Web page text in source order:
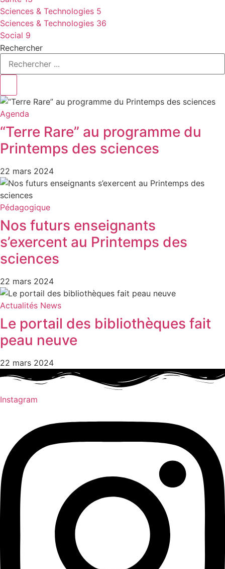
Sciences & Technologies 5
Sciences & Technologies 36
Social 9
Rechercher
Agenda
“Terre Rare” au programme du
Printemps des sciences
22 mars 2024
Pédagogique
Nos futurs enseignants
s’exercent au Printemps des
sciences
22 mars 2024
Actualités News
Le portail des bibliothèques fait
peau neuve
22 mars 2024
Instagram